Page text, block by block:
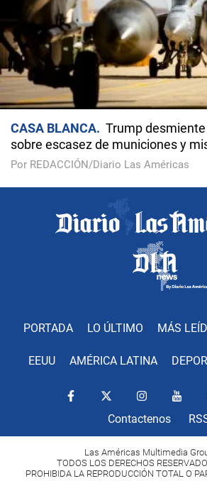
CASA BLANCA
Trump
sobre escasez de municiones y
Por REDACCIÓN/Diario Las Américas
PORTADA LO ÚLTIMO MÁS
EEUU AMÉRICA LATINA
Contactenos
Las Américas Multimedia
TODOS LOS DERECHOS
PROHIBIDA LA REPRODUCCIÓN TOTAL O